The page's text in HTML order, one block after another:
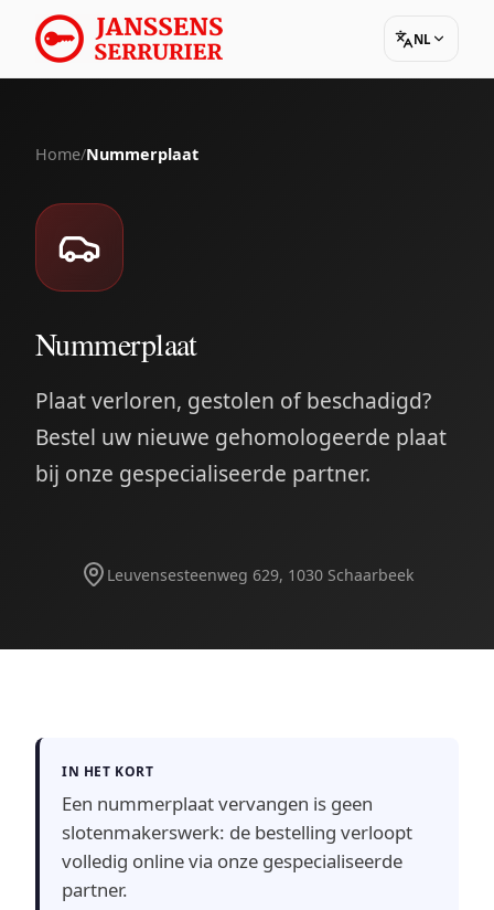
NL
Home/Nummerplaat
Nummerplaat
Plaat verloren, gestolen of beschadigd?
Bestel uw nieuwe gehomologeerde plaat
bij onze gespecialiseerde partner.
Leuvensesteenweg 629, 1030 Schaarbeek
IN HET KORT
Een nummerplaat vervangen is geen
slotenmakerswerk: de bestelling verloopt
volledig online via onze gespecialiseerde
partner.